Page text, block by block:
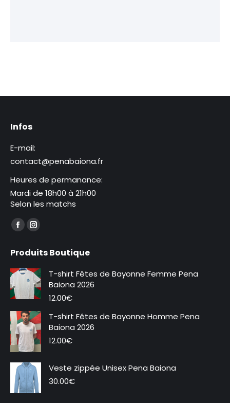
Infos
E-mail:
contact@penabaiona.fr
Heures de permanance:
Mardi de 18h00 à 21h00
Selon les matchs
Trouvez nous sur :
La
Facebook
s'ouvre
dans
une
nouvelle
fenêtre
La
Instagram
s'ouvre
dans
une
nouvelle
fenêtre
Produits Boutique
T-shirt Fêtes de Bayonne Femme Pena
Baiona 2026
12.00€
T-shirt Fêtes de Bayonne Homme Pena
Baiona 2026
12.00€
NouveautéVeste zippée Unisex Pena Baiona
30.00€